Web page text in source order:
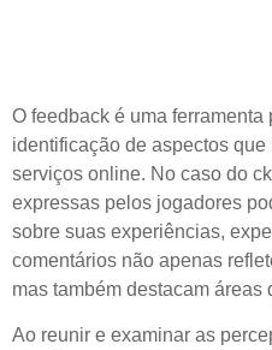
O feedback é uma
identificação de aspectos que
serviços online. No caso do
expressas pelos jogadores
sobre suas experiências,
comentários não apenas
mas também destacam áreas
Ao reunir e examinar as